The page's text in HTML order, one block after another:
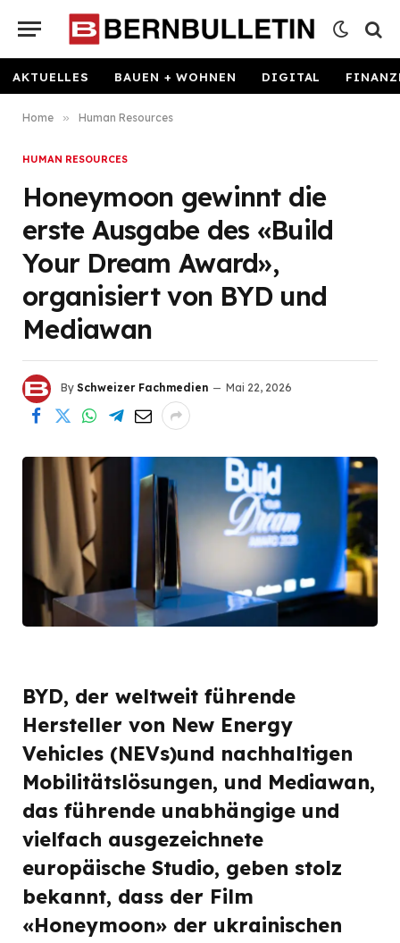
AKTUELLES BAUEN + WOHNEN DIGITAL
Home » Human Resources
HUMAN RESOURCES
Honeymoon gewinnt die
erste Ausgabe des «Build
Your Dream Award»,
organisiert von BYD und
Mediawan
By Schweizer Fachmedien Mai 22, 2026
BYD, der weltweit führende
Hersteller von New Energy
Vehicles (NEVs)und nachhaltigen
Mobilitätslösungen, und Mediawan,
das führende unabhängige und
vielfach ausgezeichnete
europäische Studio, geben stolz
bekannt, dass der Film
«Honeymoon» der ukrainischen